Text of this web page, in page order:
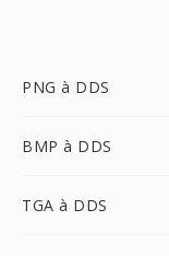
PNG à DDS
BMP à DDS
TGA à DDS